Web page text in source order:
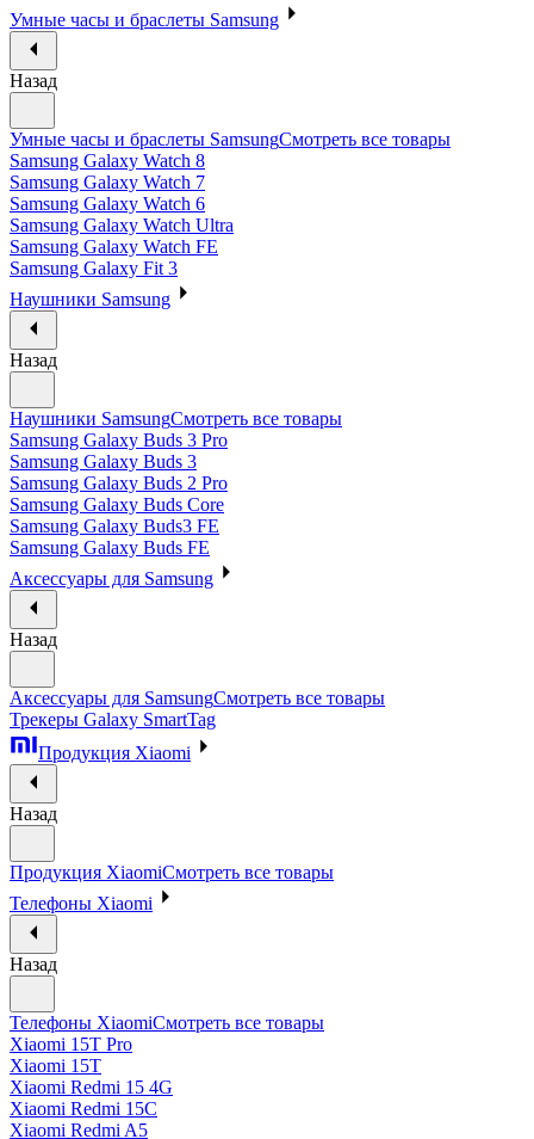
Умные часы и браслеты Samsung
Назад
Умные часы и браслеты SamsungСмотреть все товары
Samsung Galaxy Watch 8
Samsung Galaxy Watch 7
Samsung Galaxy Watch 6
Samsung Galaxy Watch Ultra
Samsung Galaxy Watch FE
Samsung Galaxy Fit 3
Наушники Samsung
Назад
Наушники SamsungСмотреть все товары
Samsung Galaxy Buds 3 Pro
Samsung Galaxy Buds 3
Samsung Galaxy Buds 2 Pro
Samsung Galaxy Buds Core
Samsung Galaxy Buds3 FE
Samsung Galaxy Buds FE
Аксессуары для Samsung
Назад
Аксессуары для SamsungСмотреть все товары
Трекеры Galaxy SmartTag
Продукция Xiaomi
Назад
Продукция XiaomiСмотреть все товары
Телефоны Xiaomi
Назад
Телефоны XiaomiСмотреть все товары
Xiaomi 15T Pro
Xiaomi 15T
Xiaomi Redmi 15 4G
Xiaomi Redmi 15C
Xiaomi Redmi A5